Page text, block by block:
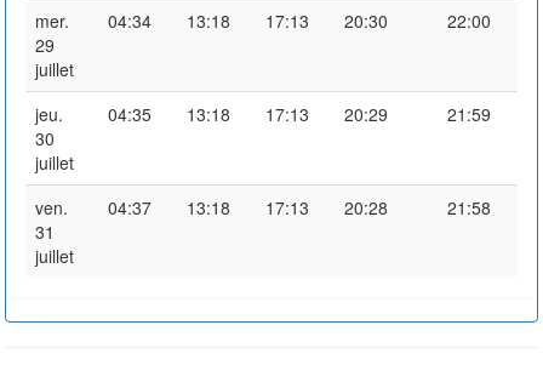
mer.
29
juillet
04:34 13:18 17:13 20:30 22:00
jeu.
30
juillet
04:35 13:18 17:13 20:29 21:59
ven.
31
juillet
04:37 13:18 17:13 20:28 21:58